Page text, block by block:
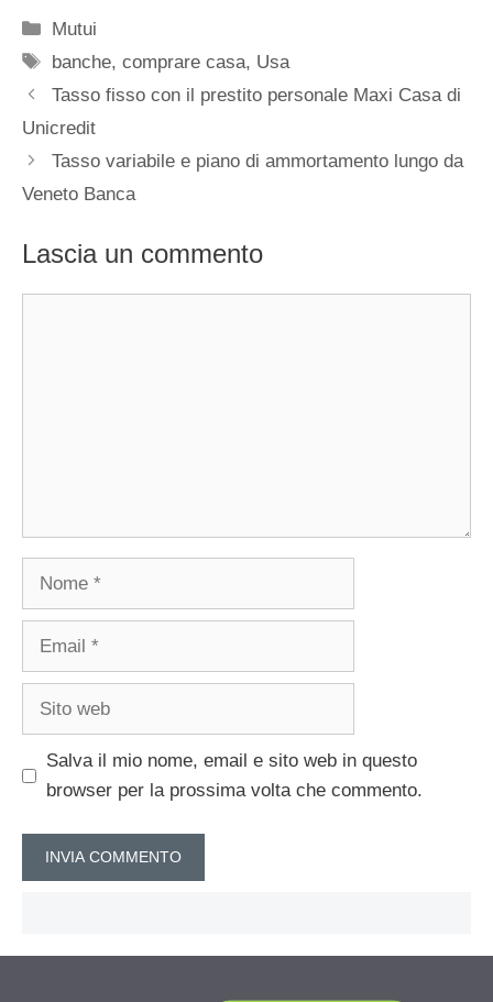
Categorie
Mutui
Tag
banche,comprare casa, Usa
Tasso fisso con il prestito personale Maxi Casa di
Unicredit
Tasso variabile e piano di ammortamento lungo da
Veneto Banca
Lascia un commento
Nome
Email
Sito
Salva il mio nome, email e sito web in questo
browser per la prossima volta che commento.